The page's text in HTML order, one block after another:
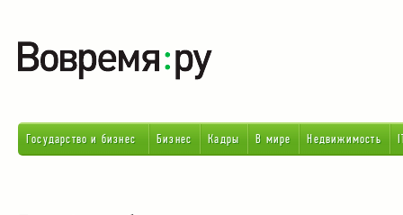
Государство и бизнес Бизнес Кадры В мире Недвижимость